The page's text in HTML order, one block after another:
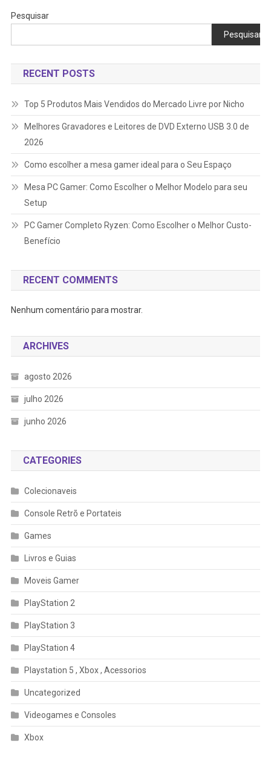
posts
Pesquisar
Pesquisar
RECENT POSTS
Top 5 Produtos Mais Vendidos do Mercado Livre por Nicho
Melhores Gravadores e Leitores de DVD Externo USB 3.0 de
2026
Como escolher a mesa gamer ideal para o Seu Espaço
Mesa PC Gamer: Como Escolher o Melhor Modelo para seu
Setup
PC Gamer Completo Ryzen: Como Escolher o Melhor Custo-
Benefício
RECENT COMMENTS
Nenhum comentário para mostrar.
ARCHIVES
agosto 2026
julho 2026
junho 2026
CATEGORIES
Colecionaveis
Console Retrõ e Portateis
Games
Livros e Guias
Moveis Gamer
PlayStation 2
PlayStation 3
PlayStation 4
Playstation 5 , Xbox , Acessorios
Uncategorized
Videogames e Consoles
Xbox